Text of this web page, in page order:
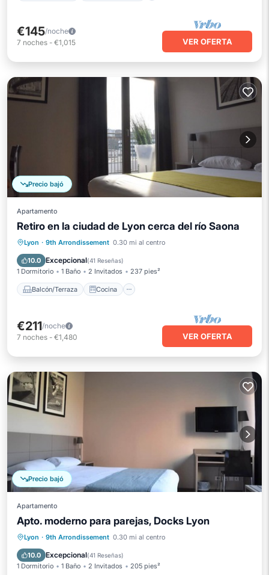
€145/noche
7 noches - €1,015 VER OFERTA
Precio bajó
Apartamento
Retiro en la ciudad de Lyon cerca del río Saona
Lyon · 9th Arrondissement 0.30 mi al centro
10.0 Excepcional(41 Reseñas)
1 Dormitorio 1 Baño 2 Invitados 237 pies²
Balcón/Terraza Cocina
Balcón/Terraza
Cocina
Aire acondicionado
Se admiten mascotas
€211/noche
7 noches - €1,480 VER OFERTA
Precio bajó
Apartamento
Apto. moderno para parejas, Docks Lyon
Lyon · 9th Arrondissement 0.30 mi al centro
10.0 Excepcional(41 Reseñas)
1 Dormitorio 1 Baño 2 Invitados 205 pies²
Balcón/Terraza
Cocina
Aire acondicionado
Se admiten mascotas